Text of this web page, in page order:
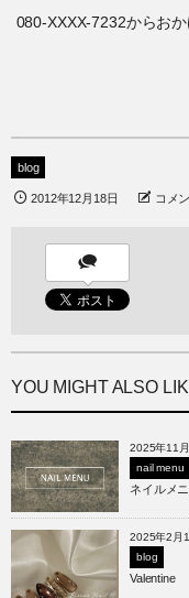
080-XXXX-7232からお
blog
2012年12月18日 コメ
YOU MIGHT ALSO
2025年11
nail menu
ネイルメ
2025年2月
blog
Valentine